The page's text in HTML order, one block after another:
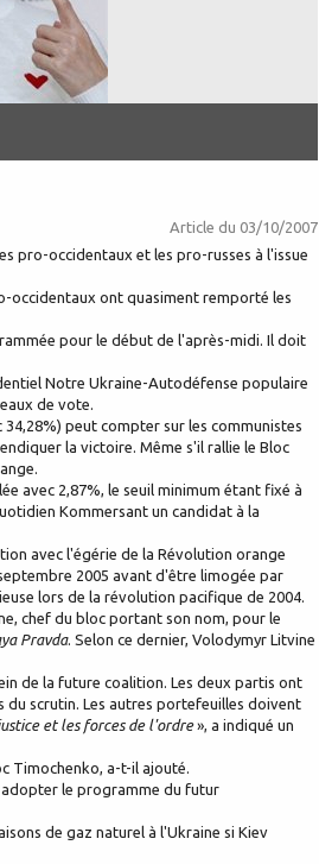
Article du 03/10/2007
pro-occidentaux et les pro-russes à l'issue
occidentaux ont quasiment remporté les
pour le début de l'après-midi. Il doit
Notre Ukraine-Autodéfense populaire
de vote.
peut compter sur les communistes
la victoire. Même s'il rallie le Bloc
avec 2,87%, le seuil minimum étant fixé à
Kommersant un candidat à la
avec l'égérie de la Révolution orange
2005 avant d'être limogée par
lors de la révolution pacifique de 2004.
chef du bloc portant son nom, pour le
Pravda. Selon ce dernier, Volodymyr Litvine
de la future coalition. Les deux partis ont
scrutin. Les autres portefeuilles doivent
et les forces de l'ordre», a indiqué un
Timochenko, a-t-il ajouté.
le programme du futur
de gaz naturel à l'Ukraine si Kiev